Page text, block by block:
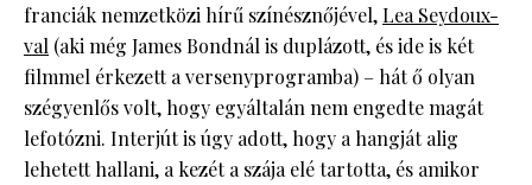
franciák nemzetközi hírű színésznőjével,Lea Seydoux-
val (aki még James Bondnál is duplázott, és ide is két
filmmel érkezett a versenyprogramba) – hát ő olyan
szégyenlős volt, hogy egyáltalán nem engedte magát
lefotózni. Interjút is úgy adott, hogy a hangját alig
lehetett hallani, a kezét a szája elé tartotta, és amikor